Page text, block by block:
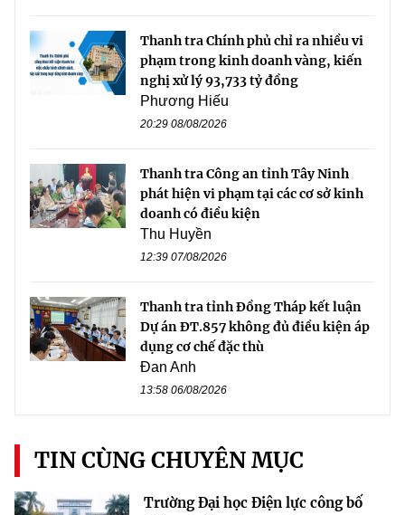
Thanh tra Chính phủ chỉ ra nhiều vi
phạm trong kinh doanh vàng, kiến
nghị xử lý 93,733 tỷ đồng
Phương Hiếu
20:29 08/08/2026
Thanh tra Công an tỉnh Tây Ninh
phát hiện vi phạm tại các cơ sở kinh
doanh có điều kiện
Thu Huyền
12:39 07/08/2026
Thanh tra tỉnh Đồng Tháp kết luận
Dự án ĐT.857 không đủ điều kiện áp
dụng cơ chế đặc thù
Đan Anh
13:58 06/08/2026
TIN CÙNG CHUYÊN MỤC
Trường Đại học Điện lực công bố